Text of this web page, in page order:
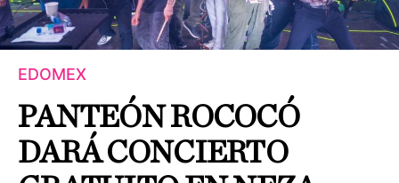
EDOMEX
PANTEÓN ROCOCÓ
DARÁ CONCIERTO